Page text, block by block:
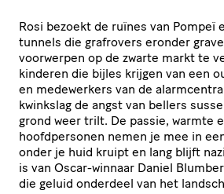
Rosi bezoekt de ruïnes van Pompeï
tunnels die grafrovers eronder
voorwerpen op de zwarte markt te
kinderen die bijles krijgen van een
en medewerkers van de
kwinkslag de angst van bellers
grond weer trilt. De passie, warmte
hoofdpersonen nemen je mee in
onder je huid kruipt en lang blijft
is van Oscar-winnaar Daniel
die geluid onderdeel van het